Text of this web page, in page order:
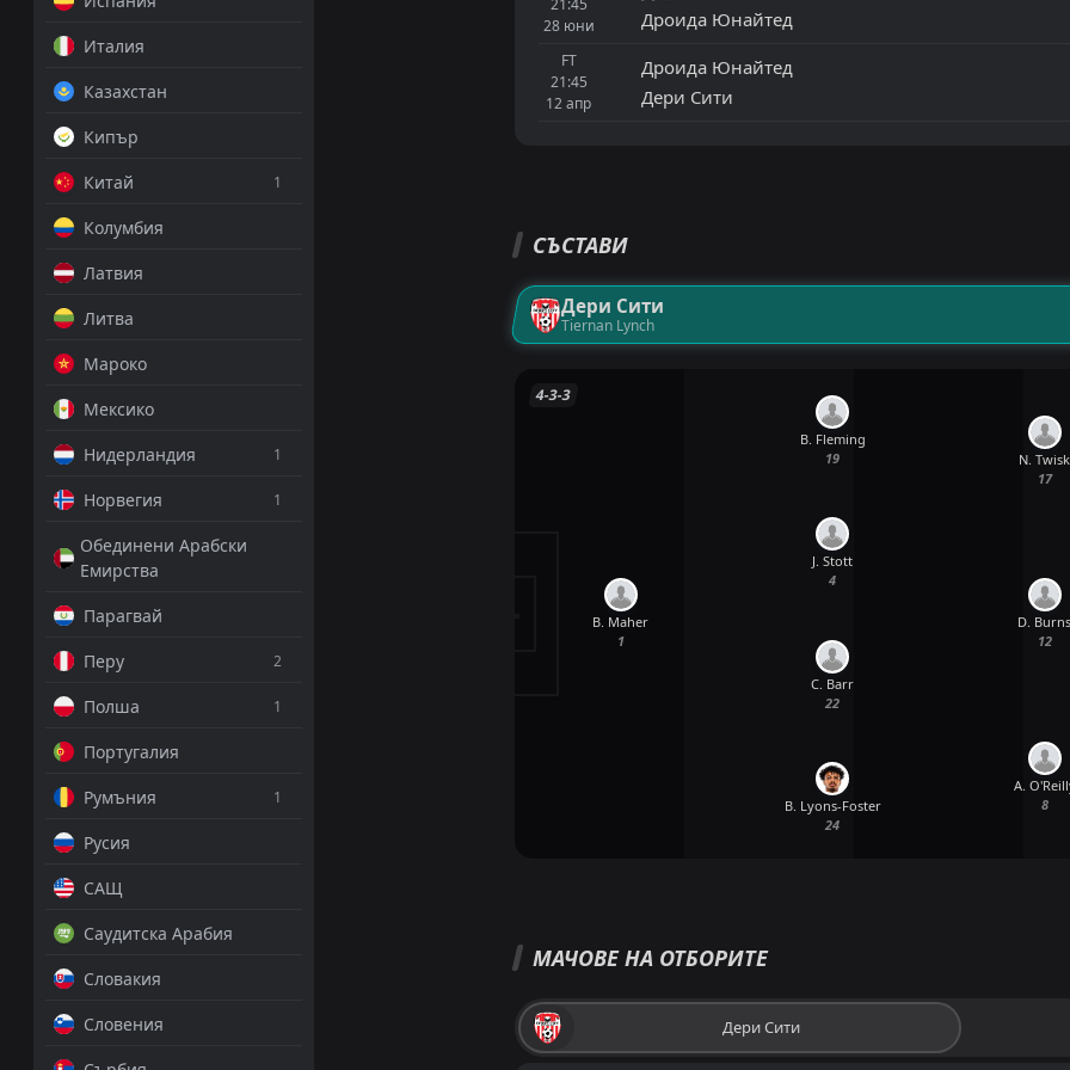
Италия
Казахстан
Кипър
Китай
1
Колумбия
Латвия
Литва
Мароко
Мексико
Нидерландия
1
Норвегия 1
Обединени Арабски
Емирства
Парагвай
Перу
2
Полша 1
Португалия
Румъния
1
Русия
САЩ
Саудитска Арабия
Словакия
Словения
28 юни
Дроида Юнайтед
FT
21:45
12апр
Дроида Юнайтед
Дери Сити
СЪСТАВИ
Дери Сити
Tiernan Lynch
4-3-3
B. Maher
1
B. Lyons-Foster
24
C. Barr
22
J. Stott
4
B. Fleming
19
A.
8
D. Burns
12
N. Twisk
17
МАЧОВЕ НА ОТБОРИТЕ
Дери Сити